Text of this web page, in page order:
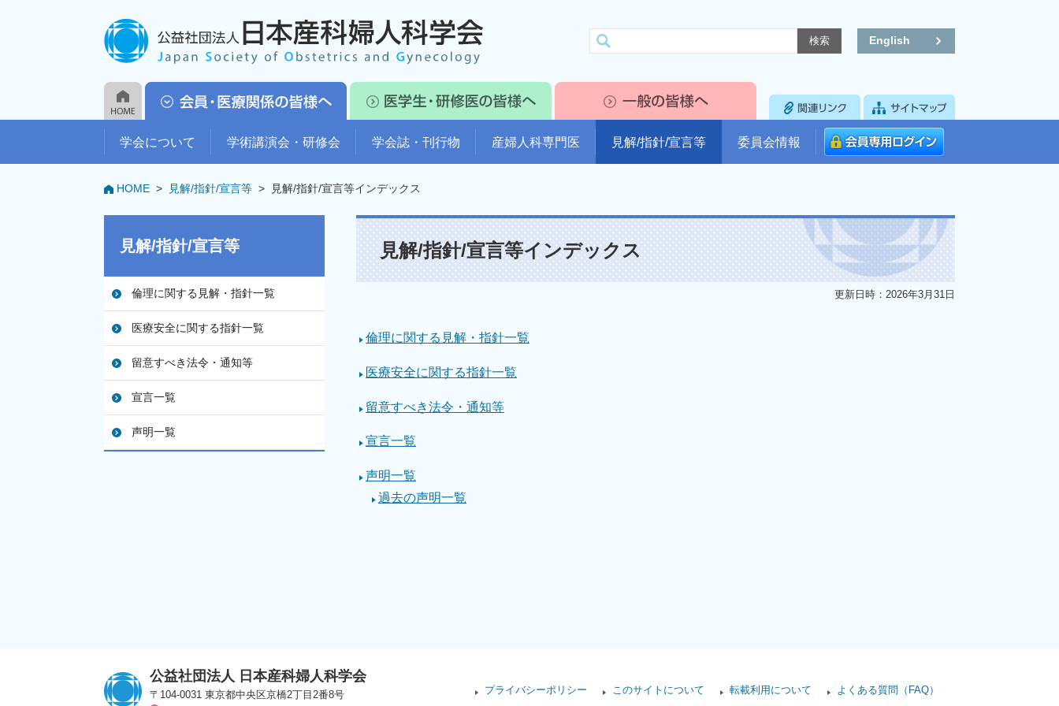
English
学会について 学術講演会・研修会 学会誌・刊行物 産婦人科専門医 見解/指針/宣言等 委員会情報
見解/指針/宣言等
倫理に関する見解・指針一覧
医療安全に関する指針一覧
留意すべき法令・通知等
宣言一覧
声明一覧
HOME > 見解/指針/宣言等 > 見解/指針/宣言等インデックス
見解/指針/宣言等インデックス
更新日時：2026年3月31日
倫理に関する見解・指針一覧
医療安全に関する指針一覧
留意すべき法令・通知等
宣言一覧
声明一覧
過去の声明一覧
公益社団法人 日本産科婦人科学会
〒104-0031 東京都中央区京橋2丁目2番8号
プライバシーポリシー このサイトについて 転載利用について よくある質問（FAQ）